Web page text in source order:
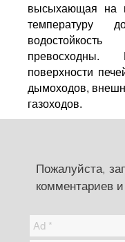
высыхающая на
температуру
превосходны.
поверхности
дымоходов,
газоходов.
Пожалуйста,
комментариев